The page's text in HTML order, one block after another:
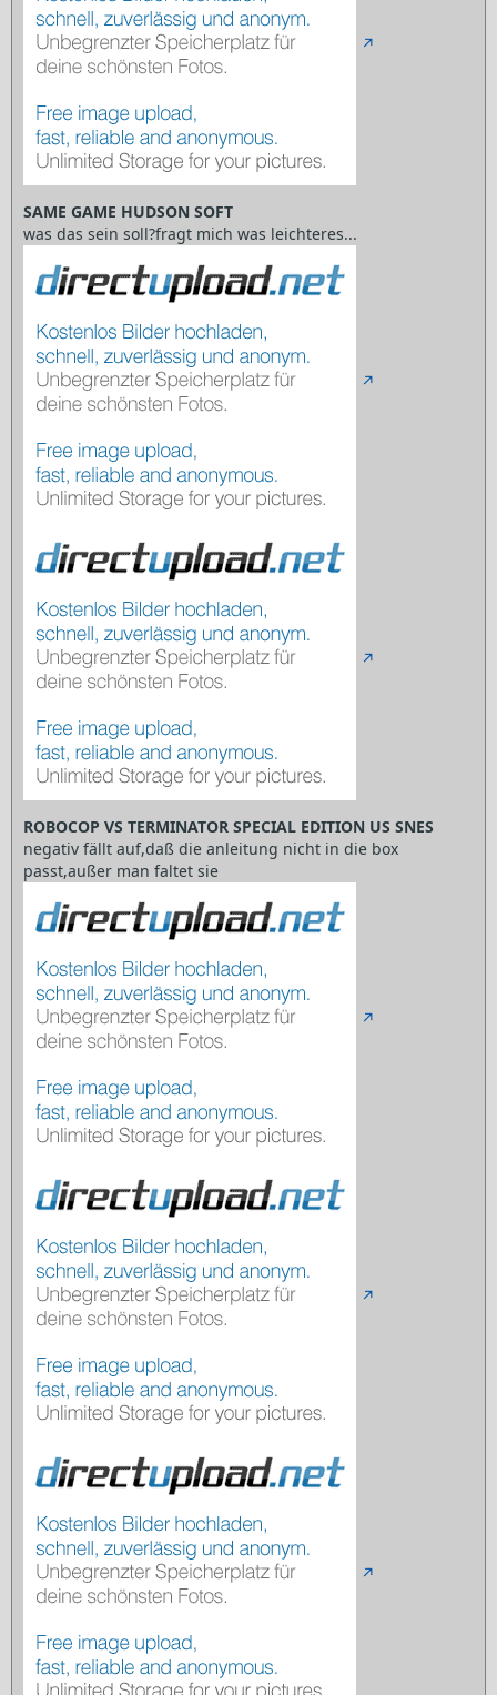
SAME GAME HUDSON SOFT
was das sein soll?fragt mich was leichteres...
ROBOCOP VS TERMINATOR SPECIAL EDITION US SNES
negativ fällt auf,daß die anleitung nicht in die box
passt,außer man faltet sie